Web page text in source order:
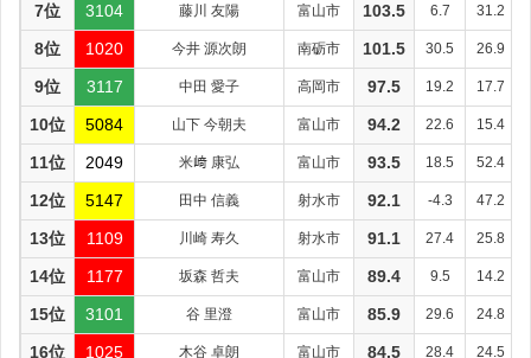
7位 3104 藤川 友陽 富山市 103.5 6.7 31.2
8位 1020 今井 源次朗 南砺市 101.5 30.5 26.9
9位 3117 中田 愛子 高岡市 97.5 19.2 17.7
10位 5084 山下 今朝夫 富山市 94.2 22.6 15.4
11位 2049 米﨑 康弘 富山市 93.5 18.5 52.4
12位 5147 田中 信義 射水市 92.1 -4.3 47.2
13位 1109 川崎 寿久 射水市 91.1 27.4 25.8
14位 1177 坂森 哲夫 富山市 89.4 9.5 14.2
15位 3101 谷 里澄 富山市 85.9 29.6 24.8
16位 1025 木谷 卓朗 富山市 84.5 28.4 24.5